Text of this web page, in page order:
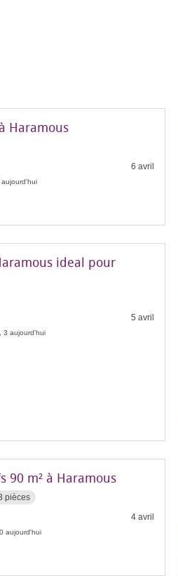
Haramous
6 avril
ideal pour
5 avril
3 aujourd'hui
90 m² à Haramous
pièces
4 avril
aujourd'hui